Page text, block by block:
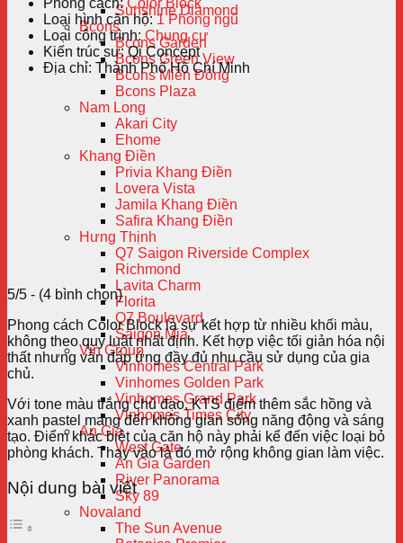
Sunshine Diamond
Bcons
Bcons Garden
Bcons Green View
Bcons Miền Đông
Bcons Plaza
Nam Long
Akari City
Ehome
Khang Điền
Privia Khang Điền
Lovera Vista
Jamila Khang Điền
Safira Khang Điền
Hưng Thịnh
Q7 Saigon Riverside Complex
Richmond
Lavita Charm
Florita
Q7 Boulevard
Saigon Mia
Vin Group
Vinhomes Central Park
Vinhomes Golden Park
Vinhomes Grand Park
Vinhomes Times City
An Gia
West Gate
An Gia Garden
River Panorama
Sky 89
Novaland
The Sun Avenue
Loại hình căn hộ:1 Phòng ngủ
Loại công trình: Chung cư
Kiến trúc sư:Qi Concept
Địa chỉ: Thành Phố Hồ Chí Minh
5/5 - (4 bình chọn)
Phong cách Color Block là sự kết hợp từ nhiều khối màu,
không theo quy luật nhất định. Kết hợp việc tối giản hóa nội
thất nhưng vẫn đáp ứng đầy đủ nhu cầu sử dụng của gia
chủ.
Với tone màu trắng chủ đạo, KTS điểm thêm sắc hồng và
xanh pastel mang đến không gian sống năng động và sáng
tạo. Điểm khác biệt của căn hộ này phải kể đến việc loại bỏ
phòng khách. Thay vào là đó mở rộng không gian làm việc.
Nội dung bài viết